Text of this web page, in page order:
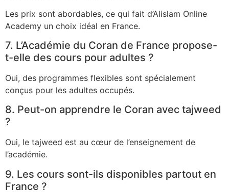
Les prix sont abordables, ce qui fait d’Alislam Online
Academy un choix idéal en France.
7. L’Académie du Coran de France propose-
t-elle des cours pour adultes ?
Oui, des programmes flexibles sont spécialement
conçus pour les adultes occupés.
8. Peut-on apprendre le Coran avec tajweed
?
Oui, le tajweed est au cœur de l’enseignement de
l’académie.
9. Les cours sont-ils disponibles partout en
France ?